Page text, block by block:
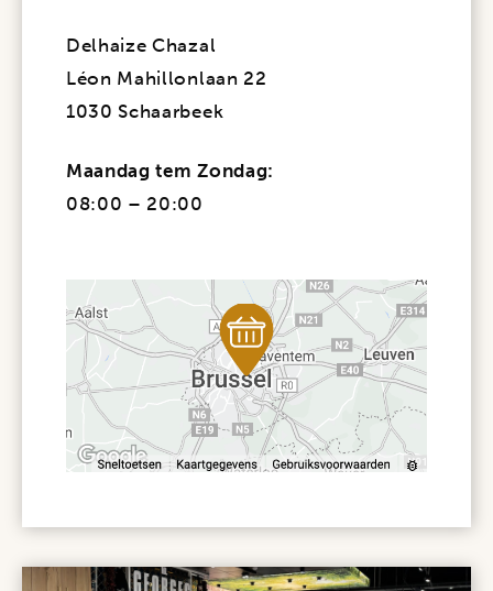
Delhaize Chazal
Léon Mahillonlaan 22
1030 Schaarbeek
Maandag tem Zondag:
08:00 – 20:00